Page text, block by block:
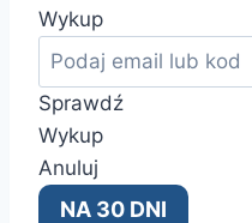
Wykup
Sprawdź
Wykup
Anuluj
NA 30 DNI